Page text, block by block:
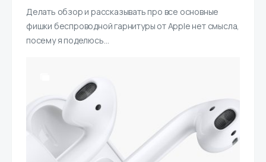
Делать обзор и рассказывать про все основные
фишки беспроводной гарнитуры от Apple нет смысла,
посему я поделюсь…